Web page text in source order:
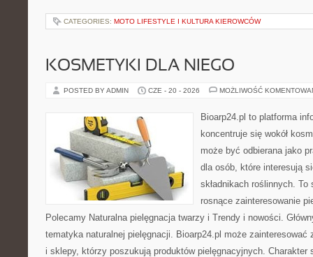
CATEGORIES: MOTO LIFESTYLE I KULTURA KIEROWCÓW
KOSMETYKI DLA NIEGO
POSTED BY ADMIN CZE - 20 - 2026 MOŻLIWOŚĆ
Bioarp24.pl to platforma
koncentruje się wokół
może być odbierana jako
dla osób, które interesują
składnikach roślinnych.
rosnące zainteresowanie
Polecamy Naturalna pielęgnacja twarzy i Trendy i nowości.
tematyka naturalnej pielęgnacji. Bioarp24.pl może zainteresować
i sklepy, którzy poszukują produktów pielęgnacyjnych.